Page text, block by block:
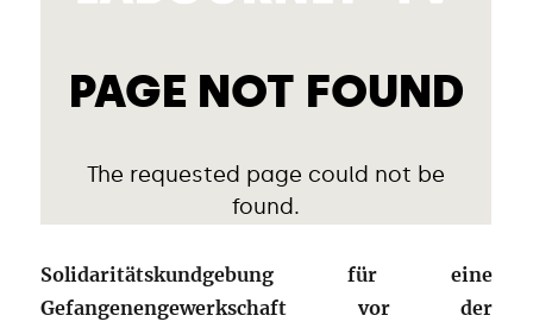
Solidaritätskundgebung für eine
Gefangenengewerkschaft vor der